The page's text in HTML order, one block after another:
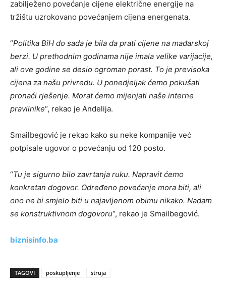
zabilježeno povećanje cijene električne energije na
tržištu uzrokovano povećanjem cijena energenata.
“Politika BiH do sada je bila da prati cijene na mađarskoj
berzi. U prethodnim godinama nije imala velike varijacije,
ali ove godine se desio ogroman porast. To je previsoka
cijena za našu privredu. U ponedjeljak ćemo pokušati
pronaći rješenje. Morat ćemo mijenjati naše interne
pravilnike“, rekao je Andelija.
Smailbegović je rekao kako su neke kompanije već
potpisale ugovor o povećanju od 120 posto.
“Tu je sigurno bilo zavrtanja ruku. Napravit ćemo
konkretan dogovor. Određeno povećanje mora biti, ali
ono ne bi smjelo biti u najavljenom obimu nikako. Nadam
se konstruktivnom dogovoru“, rekao je Smailbegović.
biznisinfo.ba
TAGOVI poskupljenje struja